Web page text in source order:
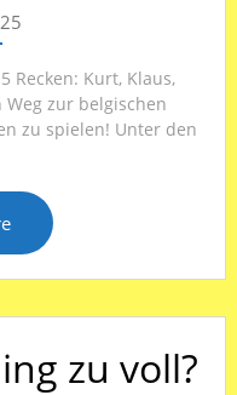
Recken: Kurt, Klaus,
zur belgischen
zu spielen! Unter den
zu voll?